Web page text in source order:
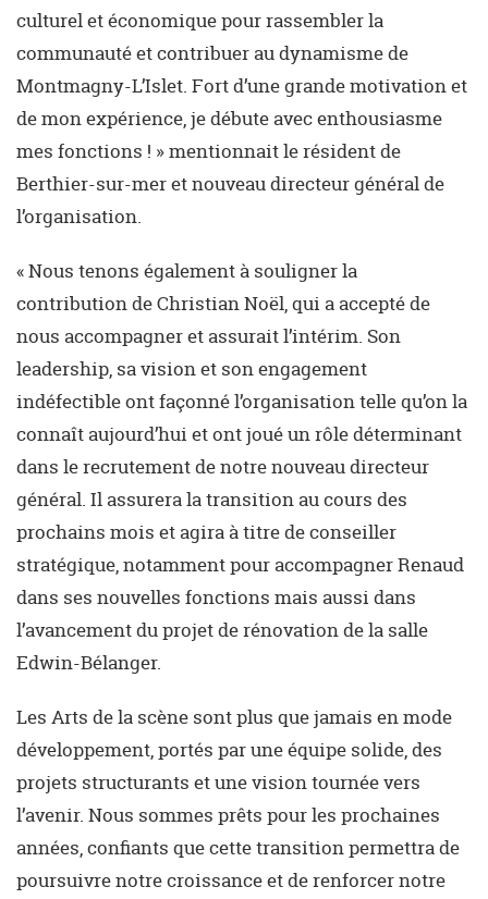
culturel et économique pour rassembler la
communauté et contribuer au dynamisme de
Montmagny-L’Islet. Fort d’une grande motivation et
de mon expérience, je débute avec enthousiasme
mes fonctions ! » mentionnait le résident de
Berthier-sur-mer et nouveau directeur général de
l’organisation.
« Nous tenons également à souligner la
contribution de Christian Noël, qui a accepté de
nous accompagner et assurait l’intérim. Son
leadership, sa vision et son engagement
indéfectible ont façonné l’organisation telle qu’on la
connaît aujourd’hui et ont joué un rôle déterminant
dans le recrutement de notre nouveau directeur
général. Il assurera la transition au cours des
prochains mois et agira à titre de conseiller
stratégique, notamment pour accompagner Renaud
dans ses nouvelles fonctions mais aussi dans
l’avancement du projet de rénovation de la salle
Edwin-Bélanger.
Les Arts de la scène sont plus que jamais en mode
développement, portés par une équipe solide, des
projets structurants et une vision tournée vers
l’avenir. Nous sommes prêts pour les prochaines
années, confiants que cette transition permettra de
poursuivre notre croissance et de renforcer notre